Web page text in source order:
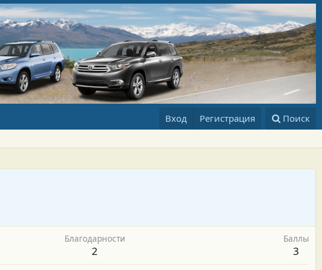
Вход Регистрация Поиск
Благодарности
2
Баллы
3